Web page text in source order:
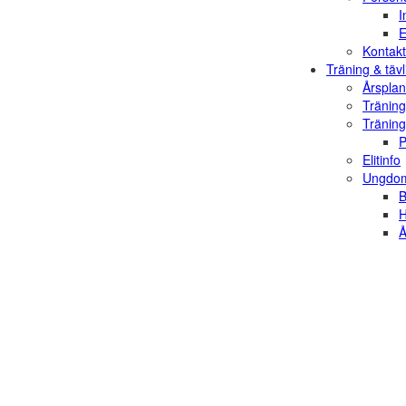
Kontakt
Träning &
Årsplan
Elitinfo